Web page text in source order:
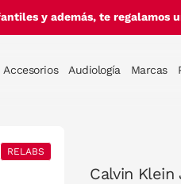
y además, te regalamos
Accesorios Audiología Marcas
RELABS
Calvin Klein